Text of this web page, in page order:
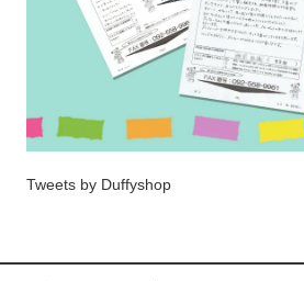
Tweets by Duffyshop